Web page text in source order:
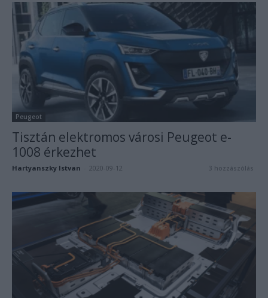
Peugeot
Tisztán elektromos városi Peugeot e-
1008 érkezhet
Hartyanszky Istvan 2020-09-12 3 hozzászólás